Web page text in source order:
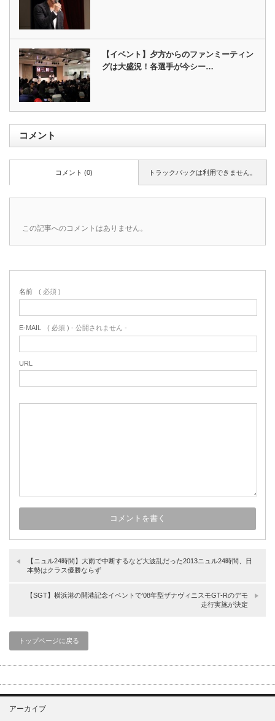
【イベント】夕方からのファンミーティン
グは大盛況！各選手が今シー…
コメント
トラックバックは利用できません。
コメント (0)
この記事へのコメントはありません。
名前 ( 必須 )
E-MAIL ( 必須 ) - 公開されません -
URL
【ニュル24時間】大雨で中断するなど大波乱だった2013ニュル24時間、日
本勢はクラス優勝ならず
【SGT】横浜港の開港記念イベントで’08年型ザナヴィニスモGT-Rのデモ
走行実施が決定
トップページに戻る
アーカイブ